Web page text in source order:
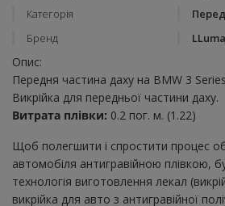
Категорія
Бренд
Опис:
Передня частина даху на BMW 3
Викрійка для передньої частини даху.
Витрата плівки: 0.2 пог. м. (1.22)
Щоб полегшити і спростити процес
автомобіля антигравійною плівкою,
технологія виготовлення лекал
викрійка для авто з антигравійної